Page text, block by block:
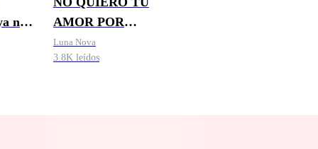
no
AMOR POR
LÁSTIMA
Luna Nova
3.8K leídos